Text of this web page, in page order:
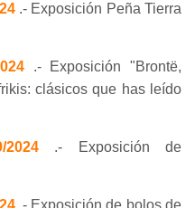
.- Exposición Peña Tierra
.- Exposición "Brontë,
clásicos que has leído
.- Exposición de
.- Exposición de bolos de